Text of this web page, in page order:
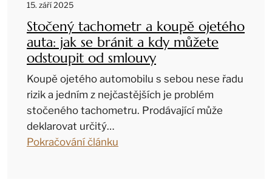
15. září 2025
Stočený tachometr a koupě ojetého
auta: jak se bránit a kdy můžete
odstoupit od smlouvy
Koupě ojetého automobilu s sebou nese řadu
rizik a jedním z nejčastějších je problém
stočeného tachometru. Prodávající může
deklarovat určitý…
Pokračování článku